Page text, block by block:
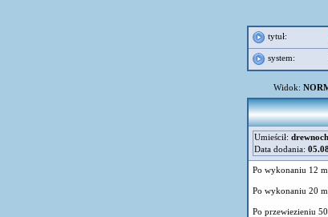
tytuł:
system:
Widok:
Umieścił:
Data dodania:
Po wykonaniu 12
Po wykonaniu 20
Po przewiezieniu